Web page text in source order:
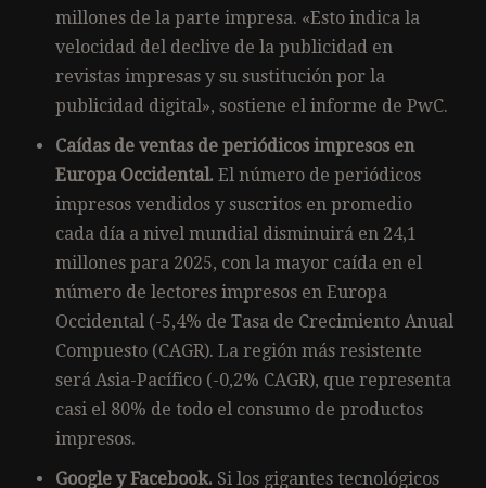
millones de la parte impresa. «Esto indica la
velocidad del declive de la publicidad en
revistas impresas y su sustitución por la
publicidad digital», sostiene el informe de PwC.
Caídas de ventas de periódicos impresos en
Europa Occidental. El número de periódicos
impresos vendidos y suscritos en promedio
cada día a nivel mundial disminuirá en 24,1
millones para 2025, con la mayor caída en el
número de lectores impresos en Europa
Occidental (-5,4% de Tasa de Crecimiento Anual
Compuesto (CAGR). La región más resistente
será Asia-Pacífico (-0,2% CAGR), que representa
casi el 80% de todo el consumo de productos
impresos.
Google y Facebook. Si los gigantes tecnológicos